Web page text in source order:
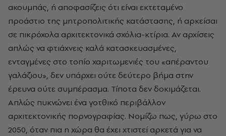
ακουμπάς, ή αποφασίζεις ότι είναι εκτεταμένο
προάστιο της μητροπολιτικής κατάστασης, ή αρκείσαι
σε πικρόχολα αρχιτεκτονικά σχόλια-κτίρια. Αν αρχίσεις
απλώς να φτιάχνεις καλά κατασκευασμένες,
ενταγμένες στο τοπίο χαριτωμενιές του «απέραντου
γαλάζιου», δεν υπάρχει ούτε δεύτερο βήμα στην
έρευνα ούτε συμπέρασμα. Τίποτα δεν δοκιμάζεται.
Απλώς πυκνώνει ένα γοτθικό περιβάλλον
αρχιτεκτονικής πορνογραφίας. Νομίζω πως, γύρω στο
2050, όταν πια η χώρα θα έχει χτιστεί αρκετά για να